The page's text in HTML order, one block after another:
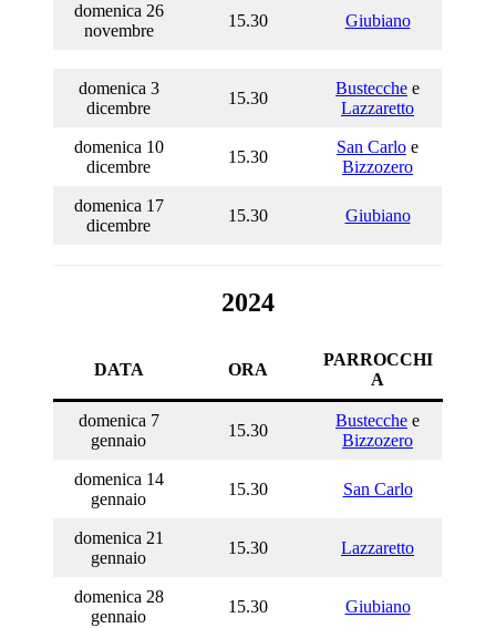
domenica 26
novembre
15.30 Giubiano
domenica 3
dicembre
15.30
Bustecche e
Lazzaretto
domenica 10
dicembre
15.30
San Carlo e
Bizzozero
domenica 17
dicembre
15.30 Giubiano
2024
DATA ORA
PARROCCHI
A
domenica 7
gennaio
15.30
Bustecche e
Bizzozero
domenica 14
gennaio
15.30 San Carlo
domenica 21
gennaio
15.30 Lazzaretto
domenica 28
gennaio
15.30 Giubiano